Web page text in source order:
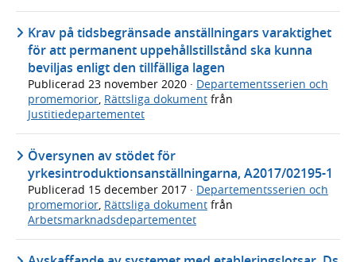
Krav på tidsbegränsade anställningars varaktighet
för att permanent uppehållstillstånd ska kunna
beviljas enligt den tillfälliga lagen
Publicerad 23 november 2020 · Departementsserien och
promemorior, Rättsliga dokument från
Justitiedepartementet
Översynen av stödet för
yrkesintroduktionsanställningarna, A2017/02195-1
Publicerad 15 december 2017 · Departementsserien och
promemorior Rättsliga dokument från
Arbetsmarknadsdepartementet